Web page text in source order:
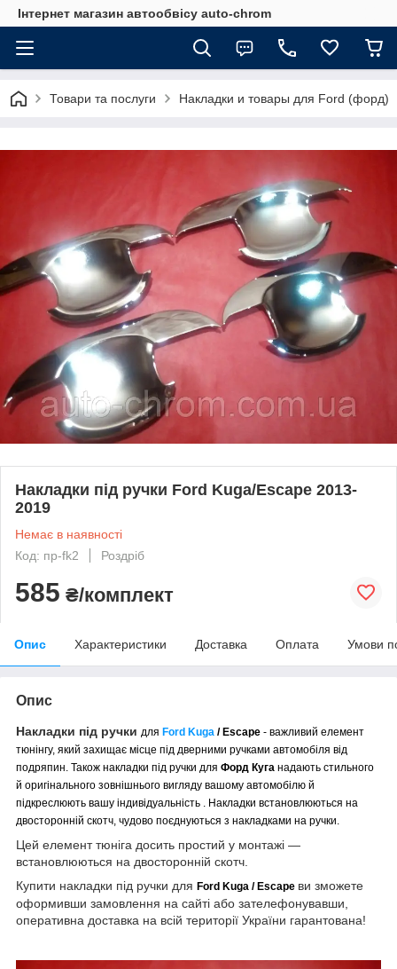
Інтернет магазин автообвісу auto-chrom
Товари та послуги Накладки и товары для Ford (форд)
Накладки під ручки Ford Kuga/Escape 2013-
2019
Немає в наявності
Код: пр-fk2
Роздріб
585 ₴/комплект
Опис Характеристики Доставка Оплата Умови
Опис
Накладки під ручки для Ford Kuga / Escape - важливий елемент
тюнінгу, який захищає місце під дверними ручками автомобіля від
подряпин . Також накладки під ручки для Форд Куга надають стильного
й оригінального зовнішнього вигляду вашому автомобілю й
підкреслюють вашу індивідуальність . Накладки встановлюються на
двосторонній скотч, чудово поєднуються з накладками на ручки.
Цей елемент тюніга досить простий у монтажі —
встановлюються на двосторонній скотч.
Купити накладки під ручки для Ford Kuga / Escape ви зможете
оформивши замовлення на сайті або зателефонувавши,
оперативна доставка на всій території України гарантована!